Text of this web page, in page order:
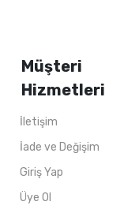
Müşteri
Hizmetleri
İletişim
İade ve Değişim
Giriş Yap
Üye Ol